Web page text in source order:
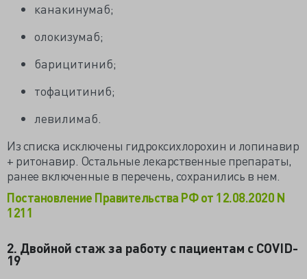
канакинумаб;
олокизумаб;
барицитиниб;
тофацитиниб;
левилимаб.
Из списка исключены гидроксихлорохин и лопинавир
+ ритонавир. Остальные лекарственные препараты,
ранее включенные в перечень, сохранились в нем.
Постановление Правительства РФ от 12.08.2020 N
1211
2. Двойной стаж за работу с пациентам с COVID-
19